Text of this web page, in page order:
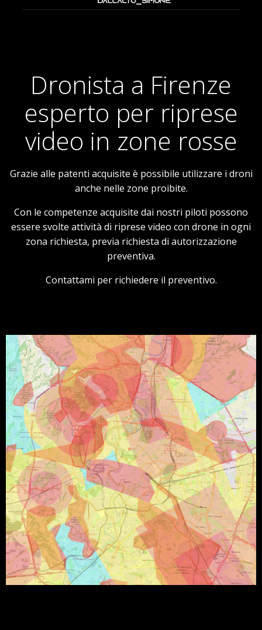
Dronista a Firenze
esperto per riprese
video in zone rosse
Grazie alle patenti acquisite è possibile utilizzare i droni
anche nelle zone proibite.
Con le competenze acquisite dai nostri piloti possono
essere svolte attività di riprese video con drone in ogni
zona richiesta, previa richiesta di autorizzazione
preventiva.
Contattami per richiedere il preventivo.